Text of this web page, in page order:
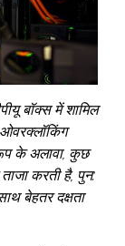
बॉक्स में शामिल
के अलावा, कुछ
ताजा करती है, पुन:
बेहतर दक्षता